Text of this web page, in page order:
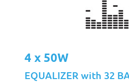
4 x 50W
EQUALIZER with 32